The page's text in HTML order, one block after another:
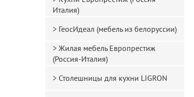
Италия)
ГеосИдеал (мебель из белоруссии)
Жилая мебель Европрестиж
(Россия-Италия)
Столешницы для кухни LIGRON